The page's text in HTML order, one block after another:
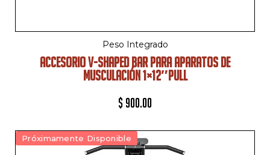
Peso Integrado
ACCESORIO V-SHAPED BAR PARA APARATOS DE
MUSCULACIÓN 1×12″PULL
$ 900.00
Próximamente Disponible